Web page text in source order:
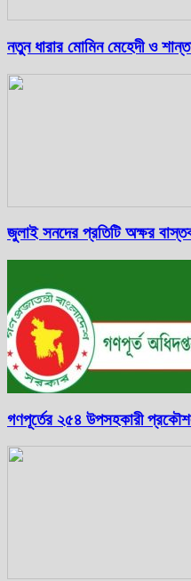
নতুন ধারার মোমিন মেহেদী ও
জুলাই সনদের প্রতিটি অক্ষর
গণপূর্তের ২৫৪ উপসহকারী